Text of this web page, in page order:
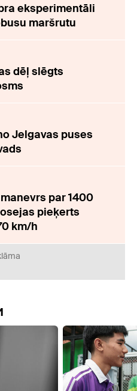
eksperimentāli
maršrutu
dēļ slēgts
Jelgavas puses
par 1400
pieķerts
km/h